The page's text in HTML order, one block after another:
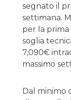
segnato il
settimana.
per la
soglia
7,090€
massimo
Dal minimo